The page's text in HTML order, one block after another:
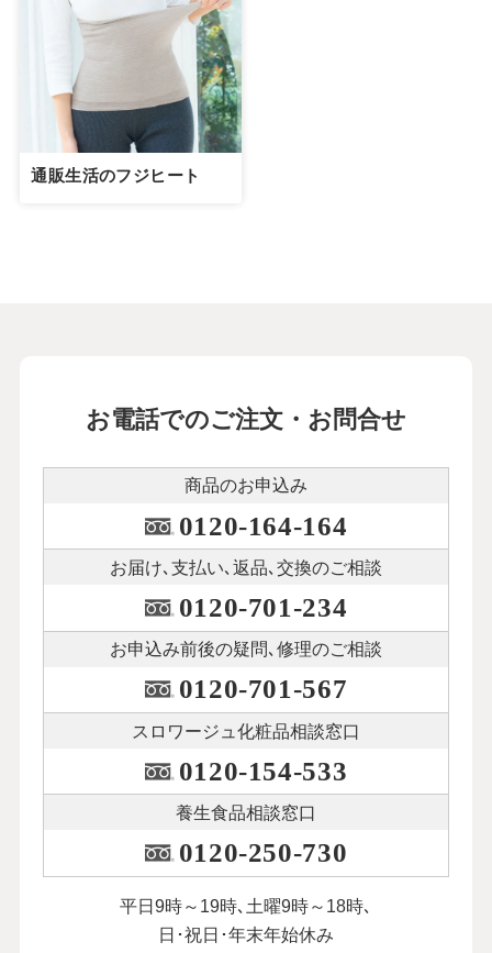
通販生活のフジヒート
お電話でのご注文・お問合せ
商品のお申込み
0120-164-164
お届け､支払い､ 返品､交換のご相談
0120-701-234
お申込み前後の疑問､修理のご相談
0120-701-567
スロワージュ化粧品相談窓口
0120-154-533
養生食品相談窓口
0120-250-730
平日9時～19時､土曜9時～18時､
日･祝日･年末年始休み